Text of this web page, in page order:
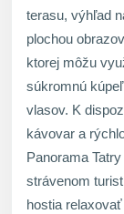
terasu, výhľad
plochou
ktorej môžu
súkromnú
vlasov. K
kávovar a
Panorama
strávenom
hostia